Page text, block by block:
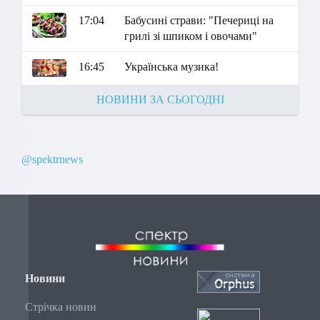
17:04
Бабусині страви: "Печериці на
грилі зі шпиком і овочами"
16:45 Українська музика!
НОВИНИ ЗА СЬОГОДНІ
@spektrnews
Новини
Стрічка новин